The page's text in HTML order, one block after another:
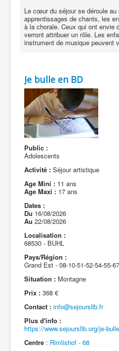
Le cœur du séjour se déroule au
apprentissages de chants, les
à la chorale. Ceux qui ont envie
verront attribuer un rôle. Les
instrument de musique peuvent
Je bulle en BD
Public :
Adolescents
Activité : Séjour artistique
Age Mini : 11 ans
Age Maxi : 17 ans
Dates :
Du 16/08/2026
Au 22/08/2026
Localisation :
68530 - BUHL
Pays/Région :
Grand Est - 08-10-51-52-54-55-
Situation : Montagne
Prix : 368 €
Contact : info@sejoursllb.fr
Plus d'info :
https://www.sejoursllb.org/je-
Centre : Rimlishof - 68